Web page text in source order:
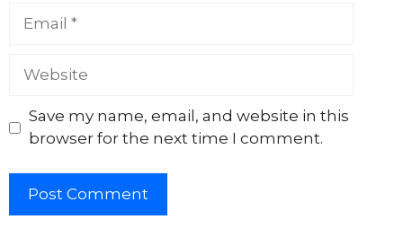
Website
Save my name, email, and website in this
browser for the next time I comment.